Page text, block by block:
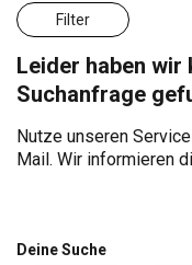
Filter
Leider haben
Suchanfrage
Nutze unseren
Mail. Wir informieren
Deine Suche